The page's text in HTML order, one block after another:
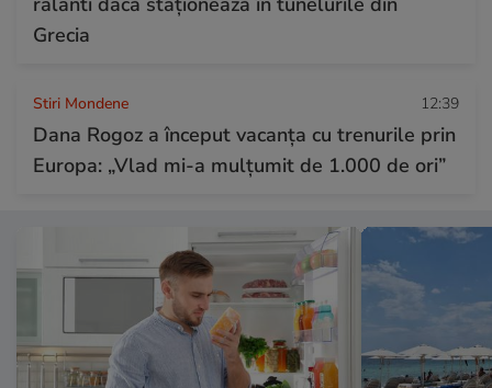
Grecia
Stiri Mondene 12:39
Dana Rogoz a început vacanța cu trenurile prin
Europa: „Vlad mi-a mulțumit de 1.000 de ori”